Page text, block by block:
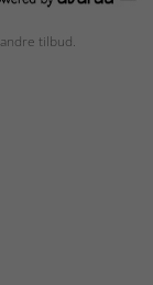
tilbud.